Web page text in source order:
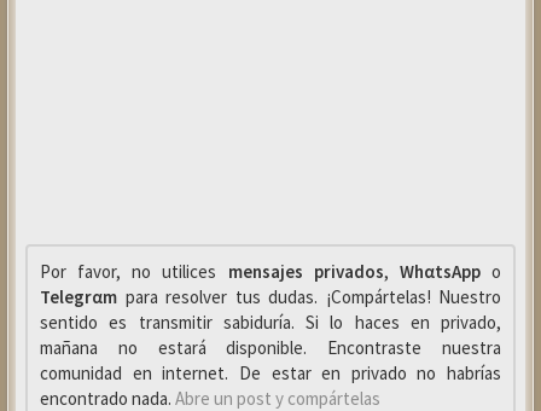
Por favor, no utilices mensajes privados, WhαtsAppo
Telegrαm para resolver tus dudas. ¡Compártelas! Nuestro
sentido es transmitir sabiduría. Si lo haces en privado,
mañana no estará disponible. Encontraste nuestra
comunidad en internet. De estar en privado no habrías
encontrado nada. Abre un post y compártelas